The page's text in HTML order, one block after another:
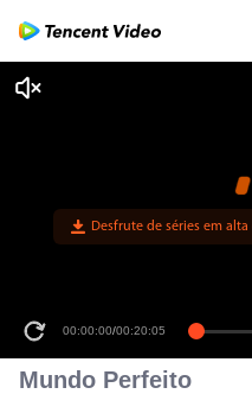
Desfrute de séries em
00:00:00/00:20:05
Mundo Perfeito